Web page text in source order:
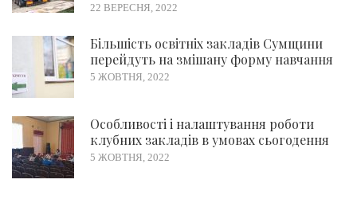
22 ВЕРЕСНЯ, 2022
Більшість освітніх закладів Сумщини
перейдуть на змішану форму навчання
5 ЖОВТНЯ, 2022
Особливості і налаштування роботи
клубних закладів в умовах сьогодення
5 ЖОВТНЯ, 2022